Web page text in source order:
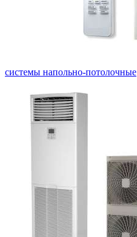
системы напольно-потолочные